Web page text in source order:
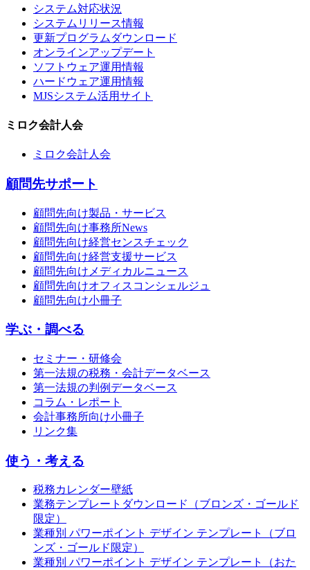
システム対応状況
システムリリース情報
更新プログラムダウンロード
オンラインアップデート
ソフトウェア運用情報
ハードウェア運用情報
MJSシステム活用サイト
ミロク会計人会
ミロク会計人会
顧問先サポート
顧問先向け製品・サービス
顧問先向け事務所News
顧問先向け経営センスチェック
顧問先向け経営支援サービス
顧問先向けメディカルニュース
顧問先向けオフィスコンシェルジュ
顧問先向け小冊子
学ぶ・調べる
セミナー・研修会
第一法規の税務・会計データベース
第一法規の判例データベース
コラム・レポート
会計事務所向け小冊子
リンク集
使う・考える
税務カレンダー壁紙
業務テンプレートダウンロード（ブロンズ・ゴールド
限定）
業種別 パワーポイント デザイン テンプレート（ブロ
ンズ・ゴールド限定）
業種別 パワーポイント デザイン テンプレート（おた